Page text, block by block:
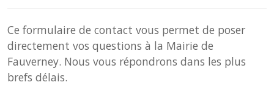
Ce formulaire de contact vous permet de poser
directement vos questions à la Mairie de
Fauverney. Nous vous répondrons dans les plus
brefs délais.